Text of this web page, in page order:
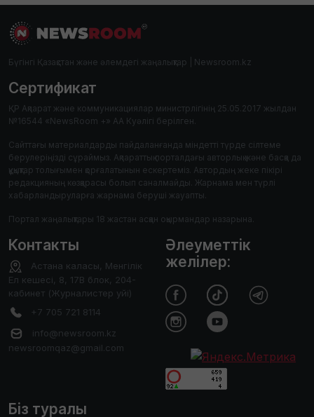
Бүгінгі Қазақстан және әлемдегі жаңалықтар | Newsroom.kz
Сертификат
ҚР Ақпарат және коммуникациялар министрлігінің 25.05.2017 жылдан
№16544 «NewsRoom +» АА Куәлігі берілген.
Сайттағы материалдарды пайдаланғанда міндетті түрде сілтеме
берулеріңізді сұраймыз. Ақпараттық порталдағы авторлық және басқа да
құқықтар толығымен қорғалатынын ескертеміз. Автордың жеке пікірі
редакцияның көзқарасы болып саналмайды. Жарнама мен түрлі
хабарландыруларға жарнама беруші жауапты.
Портал жаңалықтары 18 жастан асқан оқырмандар назарына.
Контакты
Астана каласы, Менгілік
Ел кешесі, 8, 17В блок, 204-
кабинет (Журналистер уйі)
+7 705 721 8114
info@newsroom.kz
newsroomqaz@gmail.com
Біз туралы
Әлеуметтік
желілер: